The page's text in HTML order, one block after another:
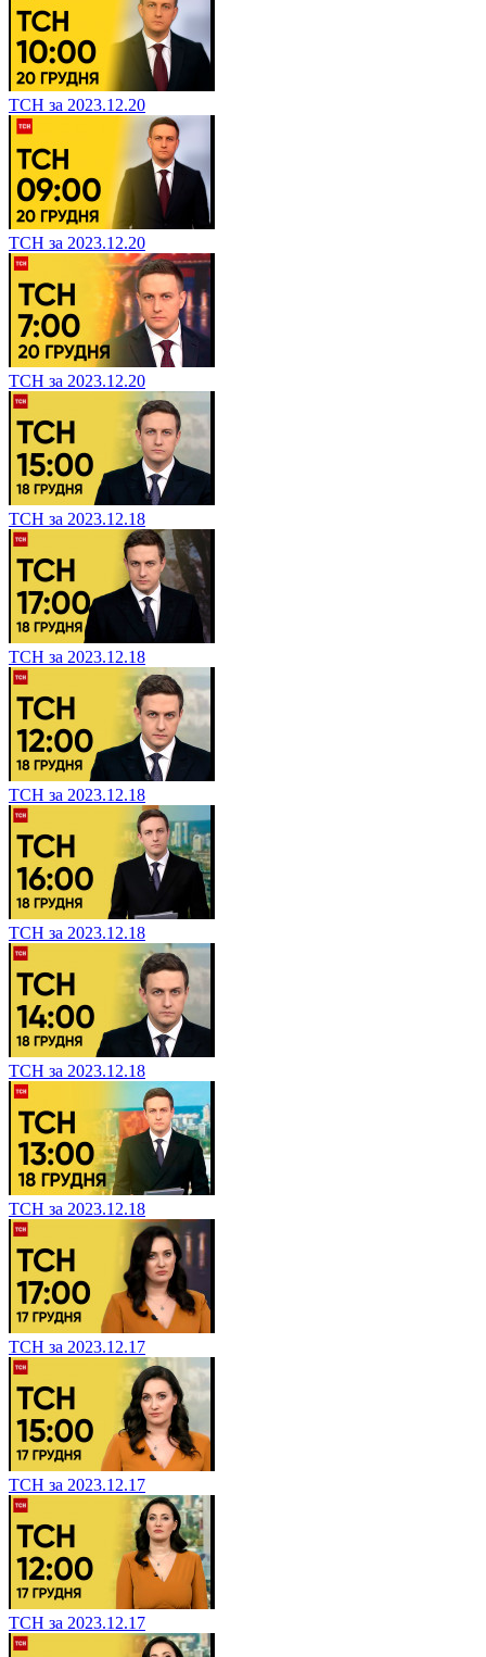
ТСН за 2023.12.20
ТСН за 2023.12.20
ТСН за 2023.12.20
ТСН за 2023.12.18
ТСН за 2023.12.18
ТСН за 2023.12.18
ТСН за 2023.12.18
ТСН за 2023.12.18
ТСН за 2023.12.18
ТСН за 2023.12.17
ТСН за 2023.12.17
ТСН за 2023.12.17